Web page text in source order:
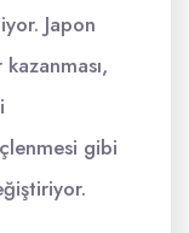
Japon
gibi